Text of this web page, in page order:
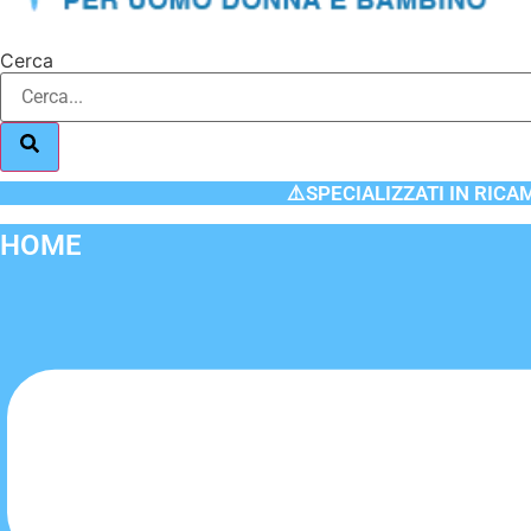
Cerca
⚠️SPECIALIZZATI IN
HOME